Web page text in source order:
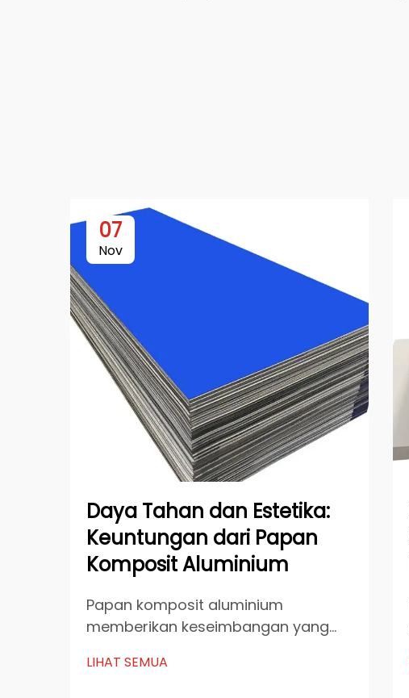
07
Nov
Daya Tahan dan Estetika:
Keuntungan dari Papan
Komposit Aluminium
Papan komposit aluminium
memberikan keseimbangan yang
estetika. Komposisi materialnya
LIHAT SEMUA